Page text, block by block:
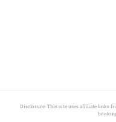
Disclosure: This site uses affiliate links